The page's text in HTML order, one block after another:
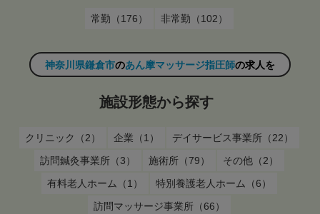
常勤（176） 非常勤（102）
神奈川県鎌倉市のあん摩マッサージ指圧師の求人を
施設形態から探す
クリニック（2） 企業（1）
デイサービス事業所（22）
訪問鍼灸事業所（3）
施術所（79）
その他（2）
有料老人ホーム（1）
特別養護老人ホーム（6）
訪問マッサージ事業所（66）